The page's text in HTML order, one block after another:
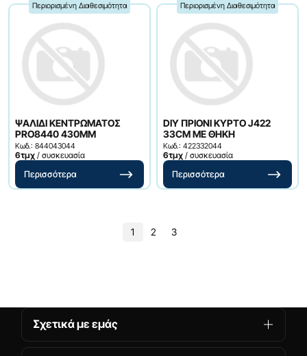
Περιορισμένη Διαθεσιμότητα
ΨΑΛΙΔΙ ΚΕΝΤΡΩΜΑΤΟΣ
PRO8440 430MM
Κωδ.: 844043044
6τμχ / συσκευασία
Περισσότερα
Περιορισμένη Διαθεσιμότητα
DIY ΠΡΙΟΝΙ ΚΥΡΤΟ J422
33CM ΜΕ ΘΗΚΗ
Κωδ.: 422332044
6τμχ / συσκευασία
Περισσότερα
1 2 3
Σχετικά με εμάς